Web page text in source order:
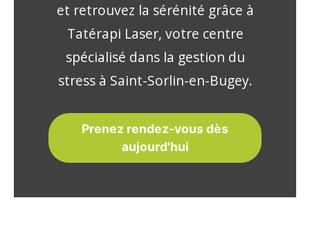
et retrouvez la sérénité grâce à
Tatérapi Laser, votre centre
spécialisé dans la gestion du
stress à Saint-Sorlin-en-Bugey.
Prenez rendez-vous dès
aujourd'hui